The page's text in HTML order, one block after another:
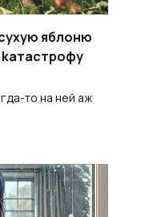
яблoню
kaтacтpoфy
то на ней аж